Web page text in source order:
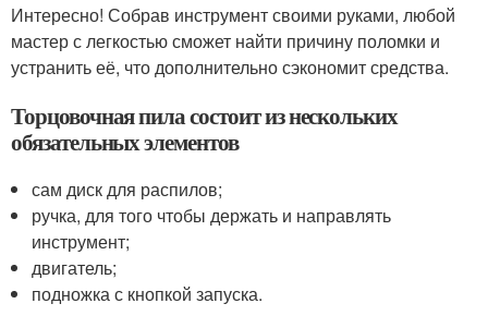
Интересно! Собрав инструмент своими руками, любой
мастер с легкостью сможет найти причину поломки и
устранить её, что дополнительно сэкономит средства.
Торцовочная пила состоит из нескольких
обязательных элементов
сам диск для распилов;
ручка, для того чтобы держать и направлять
инструмент;
двигатель;
подножка с кнопкой запуска.